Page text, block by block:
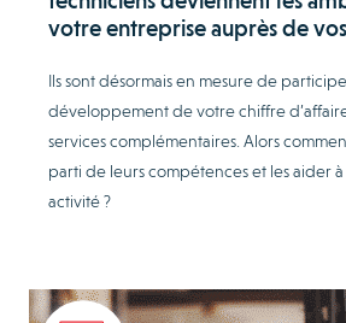
votre entreprise auprès de
Ils sont désormais en mesure de
développement de votre chiffre
services complémentaires. Alors
parti de leurs compétences et les aider
activité ?